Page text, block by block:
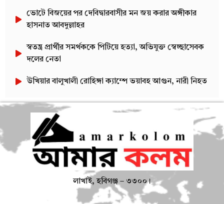
ভোটে বিজয়ের পর দেবিদ্বারবাসীর মন জয় করার অঙ্গীকার
হাসনাত আবদুল্লাহর
স্বতন্ত্র প্রার্থীর সমর্থককে পিটিয়ে হত্যা, অভিযুক্ত স্বেচ্ছাসেবক
দলের নেতা
উখিয়ার বালুখালী রোহিঙ্গা ক্যাম্পে ভয়াবহ আগুন, নারী নিহত
লাখাই, হবিগঞ্জ – ৩৩০০।